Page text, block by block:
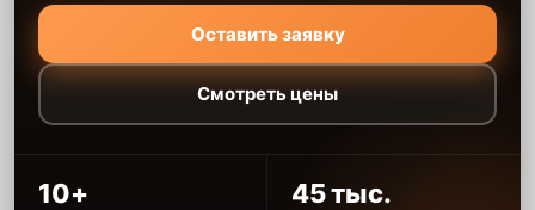
Оставить заявку
Смотреть цены
10+ 45 тыс.